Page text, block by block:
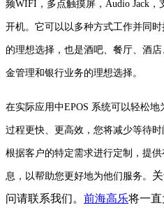
频WIFI，多点触摸屏，Audio Jack，
开机。它可以以多种方式工作并同
的理想选择，也是酒吧、餐厅、酒
金管理和银行业务的理想选择。
在实际应用中EPOS 系统可以轻松
过程更快、更高效，您将减少等待
根据客户的特定需求进行定制，提
息，以帮助您更好地为他们服务。
问请联系我们。 前海高乐将一直